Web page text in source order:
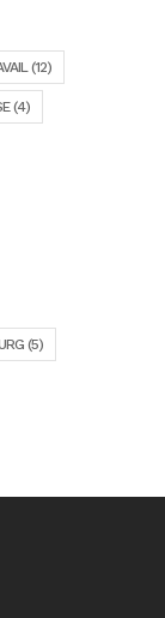
(12)
(4)
(5)